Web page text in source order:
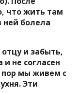
что жить там
болела
и забыть,
и не согласен
пор мы живем с
Эти